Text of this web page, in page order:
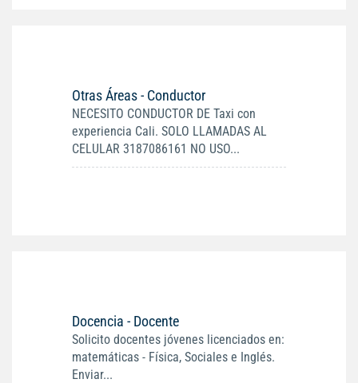
Otras Áreas - Conductor
NECESITO CONDUCTOR DE Taxi con
experiencia Cali. SOLO LLAMADAS AL
CELULAR 3187086161 NO USO...
Docencia - Docente
Solicito docentes jóvenes licenciados en:
matemáticas - Física, Sociales e Inglés.
Enviar...